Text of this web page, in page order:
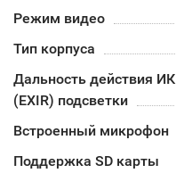
Режим видео
Тип корпуса
Дальность действия ИК
(EXIR) подсветки
Встроенный микрофон
Поддержка SD карты